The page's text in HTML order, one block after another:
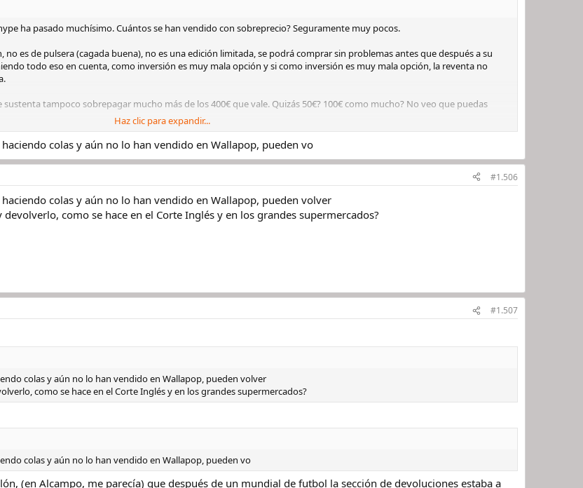
ha pasado muchísimo. Cuántos se han vendido con sobreprecio? Seguramente muy pocos.
no es de pulsera (cagada buena), no es una edición limitada, se podrá comprar sin problemas antes que después a su
todo eso en cuenta, como inversión es muy mala opción y si como inversión es muy mala opción, la reventa no
tampoco sobrepagar mucho más de los 400€ que vale. Quizás 50€? 100€ como mucho? No veo que puedas
ser peores…
Haz clic para expandir...
colas y aún no lo han vendido en Wallapop, pueden vo
#1.506
colas y aún no lo han vendido en Wallapop, pueden volver
como se hace en el Corte Inglés y en los grandes supermercados?
#1.507
colas y aún no lo han vendido en Wallapop, pueden volver
como se hace en el Corte Inglés y en los grandes supermercados?
colas y aún no lo han vendido en Wallapop, pueden vo
(en Alcampo, me parecía) que después de un mundial de futbol la sección de devoluciones estaba a